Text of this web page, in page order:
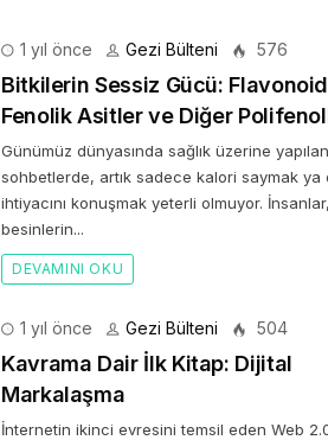
1 yıl önce Gezi Bülteni 576
Bitkilerin Sessiz Gücü:
Fenolik Asitler ve Diğer
Günümüz dünyasında sağlık üzerine yapılan
sohbetlerde, artık sadece kalori saymak ya
ihtiyacını konuşmak yeterli olmuyor.
besinlerin...
DEVAMINI OKU
1 yıl önce Gezi Bülteni 504
Kavrama Dair İlk Kitap: Dijital
Markalaşma
İnternetin ikinci evresini temsil eden Web